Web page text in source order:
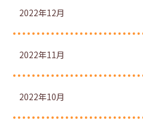
2022年12月
2022年11月
2022年10月